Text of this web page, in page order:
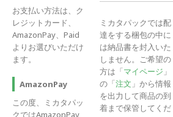
お支払い方法は、ク
レジットカード、
AmazonPay、Paid
よりお選びいただけ
ます。
AmazonPay
この度、ミカタパッ
クではAmazonPay
ミカタパックでは配
達をする梱包の中に
は納品書を封入いた
しません。ご希望の
方は「マイページ 」
の「注文 」から情報
を出力して商品の到
着まで保管してくだ